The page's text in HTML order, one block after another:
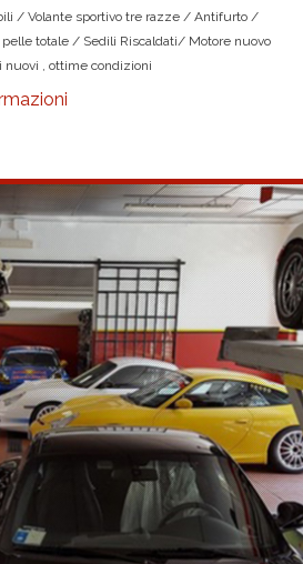
/ Volante sportivo tre razze / Antifurto /
totale / Sedili Riscaldati/ Motore nuovo
, ottime condizioni